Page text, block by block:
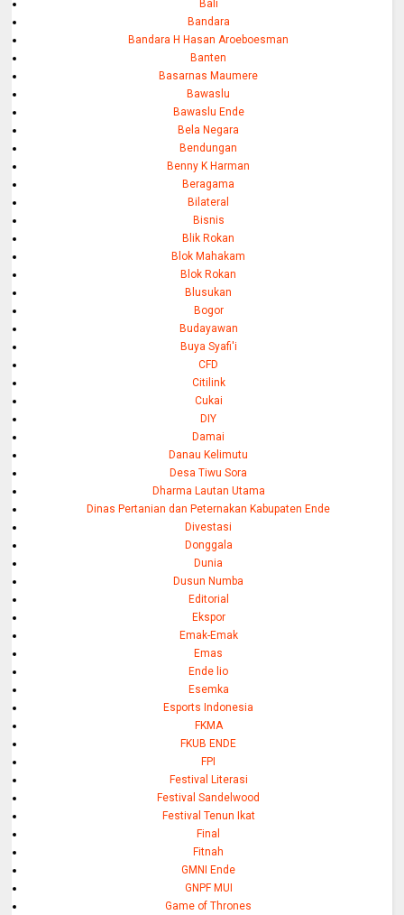
Bali
Bandara
Bandara H Hasan Aroeboesman
Banten
Basarnas Maumere
Bawaslu
Bawaslu Ende
Bela Negara
Bendungan
Benny K Harman
Beragama
Bilateral
Bisnis
Blik Rokan
Blok Mahakam
Blok Rokan
Blusukan
Bogor
Budayawan
Buya Syafi'i
CFD
Citilink
Cukai
DIY
Damai
Danau Kelimutu
Desa Tiwu Sora
Dharma Lautan Utama
Dinas Pertanian dan Peternakan Kabupaten Ende
Divestasi
Donggala
Dunia
Dusun Numba
Editorial
Ekspor
Emak-Emak
Emas
Ende lio
Esemka
Esports Indonesia
FKMA
FKUB ENDE
FPI
Festival Literasi
Festival Sandelwood
Festival Tenun Ikat
Final
Fitnah
GMNI Ende
GNPF MUI
Game of Thrones